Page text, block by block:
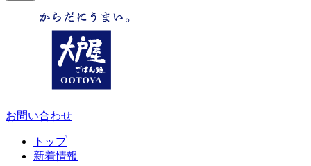
お問い合わせ
トップ
新着情報